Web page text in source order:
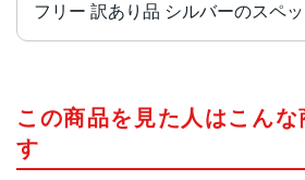
フリー 訳あり品 シルバーのスペ
A11 Bionicチップ
この商品を見た人はこんな
す